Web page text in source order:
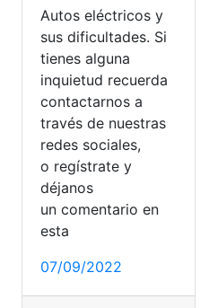
Salario,Servicios
Autos eléctricos y
sus dificultades. Si
tienes alguna
inquietud recuerda
contactarnos a
través de nuestras
redes sociales,
o regístrate y
déjanos
un comentario en
esta
07/09/2022